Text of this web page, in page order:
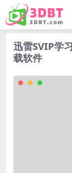
迅雷SVIP学
载软件